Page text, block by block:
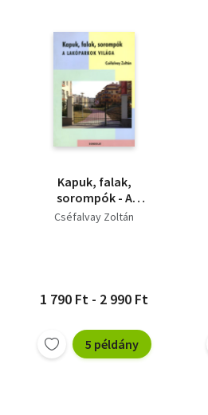
Kapuk, falak,
sorompók - A
lakóparkok világa
Cséfalvay Zoltán
1 790 Ft - 2 990 Ft
5 példány